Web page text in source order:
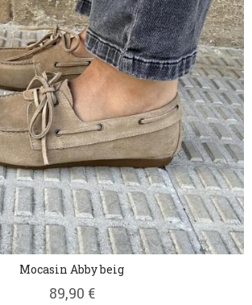
Mocasin Abby beig
89,90 €